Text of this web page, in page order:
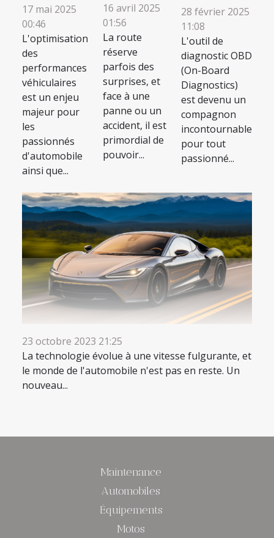
17 mai 2025
00:46
L'optimisation
des
performances
véhiculaires
est un enjeu
majeur pour
les
passionnés
d'automobile
ainsi que...
16 avril 2025
01:56
La route
réserve
parfois des
surprises, et
face à une
panne ou un
accident, il est
primordial de
pouvoir...
28 février 2025
11:08
L'outil de
diagnostic OBD
(On-Board
Diagnostics)
est devenu un
compagnon
incontournable
pour tout
passionné...
23 octobre 2023 21:25
La technologie évolue à une vitesse fulgurante, et
le monde de l'automobile n'est pas en reste. Un
nouveau...
Maintenance
Automobiles
Équipements
Motos